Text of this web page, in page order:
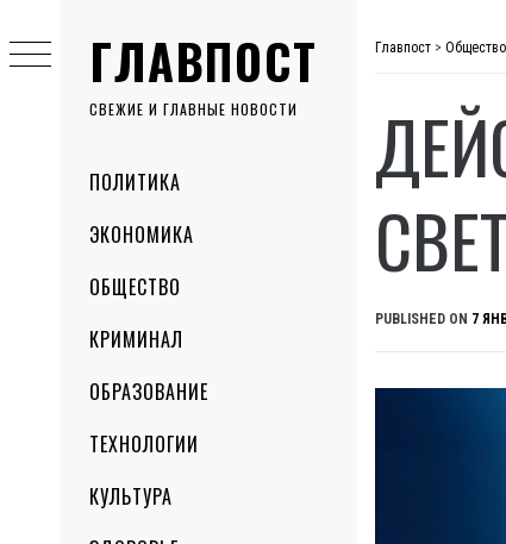
ГЛАВПОСТ
СВЕЖИЕ И ГЛАВНЫЕ НОВОСТИ
MenuПОЛИТИКА
ЭКОНОМИКА
ОБЩЕСТВО
КРИМИНАЛ
ОБРАЗОВАНИЕ
ТЕХНОЛОГИИ
КУЛЬТУРА
to
content
Главпост > Общество
PUBLISHED ON 7